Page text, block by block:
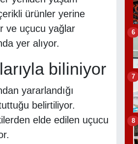
ürünler yerine
ve uçucu yağlar
yer alıyor.
biliniyor
yararlandığı
belirtiliyor.
elde edilen uçucu
6
7
8